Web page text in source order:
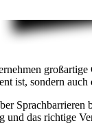
ist, sondern
Sprachbarrieren
und das richtige